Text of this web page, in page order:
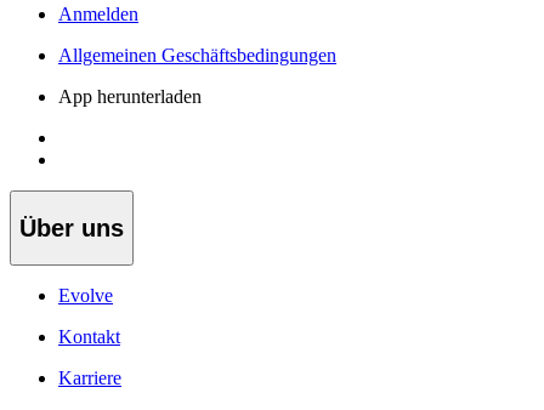
Anmelden
Allgemeinen Geschäftsbedingungen
App herunterladen
Über uns
Evolve
Kontakt
Karriere